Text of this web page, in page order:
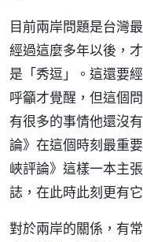
目前兩岸問題是台灣
經過這麼多年以後，
是「秀逗」。這還要
呼籲才覺醒，但這個
有很多的事情他還沒
論》在這個時刻最重
峽評論》這樣一本主
誌，在此時此刻更有
對於兩岸的關係，有